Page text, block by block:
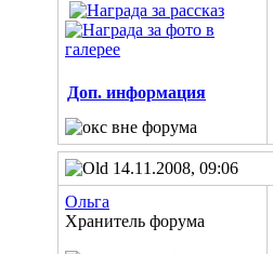
Доп. информация
14.11.2008, 09:06
Ольга
Хранитель форума